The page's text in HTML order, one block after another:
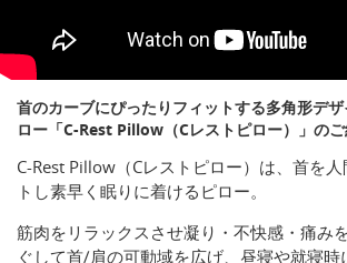
首のカーブにぴったりフィットする多角形デ
ロー「C-Rest Pillow（Cレストピロー）」のご
C-Rest Pillow（Cレストピロー）は、首を
トし素早く眠りに着けるピロー。
筋肉をリラックスさせ凝り・不快感・痛み
ぐして首/肩の可動域を広げ、昼寝や就寝時